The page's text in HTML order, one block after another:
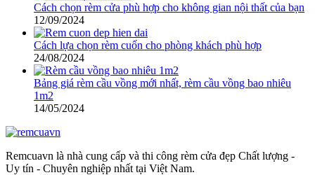
Cách chọn rèm cửa phù hợp cho không gian nội thất của bạn
12/09/2024
Cách lựa chọn rèm cuốn cho phòng khách phù hợp
24/08/2024
Bảng giá rèm cầu vồng mới nhất, rèm cầu vồng bao nhiêu
1m2
14/05/2024
Remcuavn là nhà cung cấp và thi công rèm cửa đẹp Chất lượng -
Uy tín - Chuyên nghiệp nhất tại Việt Nam.